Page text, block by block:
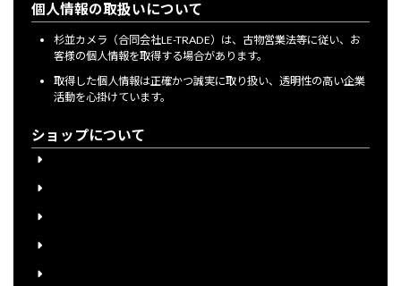
個人情報の取扱いについて
杉並カメラ（合同会社LE-TRADE）は、古物営業法等に従い、お
客様の個人情報を取得する場合があります。
取得した個人情報は正確かつ誠実に取り扱い、透明性の高い企業
活動を心掛けています。
ショップについて